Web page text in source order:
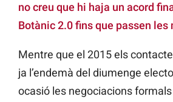
no creu que hi haja un acord
Botànic 2.0 fins que passen
Mentre que el 2015 els
ja l’endemà del diumenge
ocasió les negociacions